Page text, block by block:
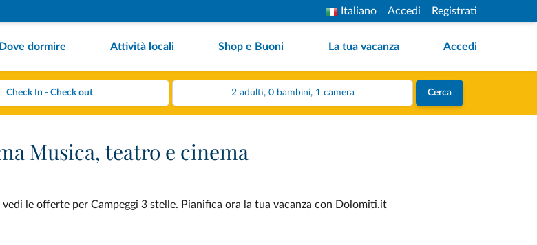
Italiano Accedi Registrati
Dove dormire Attività locali Shop e Buoni La tua vacanza Accedi
2 adulti, 0 bambini, 1 camera Cerca
Musica, teatro e cinema
le offerte per Campeggi 3 stelle. Pianifica ora la tua vacanza con Dolomiti.it